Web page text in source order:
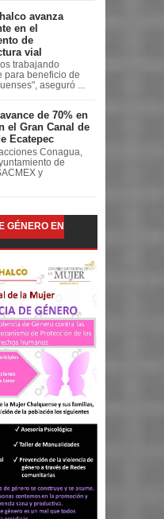
avanza
en el
de
vial
trabajando
para beneficio de
aseguró ...
de 70% en
el Gran Canal de
Ecatepec
Conagua,
de
y
GÉNERO EN